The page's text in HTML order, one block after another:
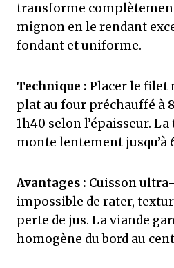
transforme
mignon en le rendant
fondant et uniforme.
Technique : Placer le filet
plat au four préchauffé à
1h40 selon l’épaisseur.
monte lentement jusqu’à
Avantages : Cuisson
impossible de rater,
perte de jus. La viande
homogène du bord au